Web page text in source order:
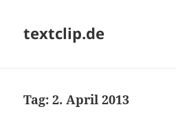
textclip.de
Tag:2. April 2013